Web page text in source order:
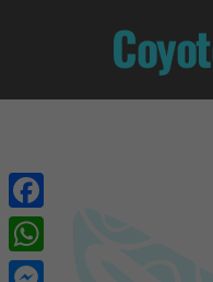
Facebook
WhatsApp